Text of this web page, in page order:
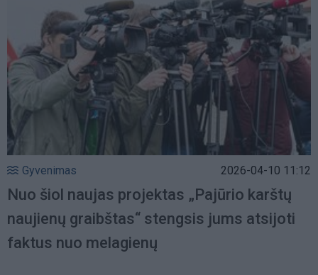
Gyvenimas 2026-04-10 11:12
Nuo šiol naujas projektas „Pajūrio karštų
naujienų graibštas“ stengsis jums atsijoti
faktus nuo melagienų